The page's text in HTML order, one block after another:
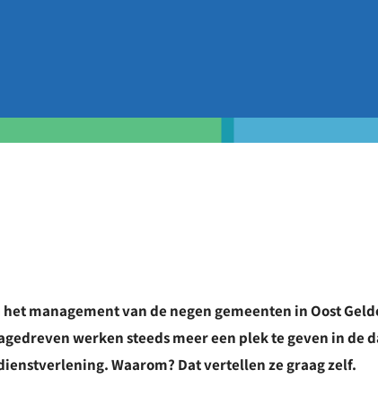
management van de negen gemeenten in Oost
werken steeds meer een plek te geven in de
Waarom? Dat vertellen ze graag zelf.